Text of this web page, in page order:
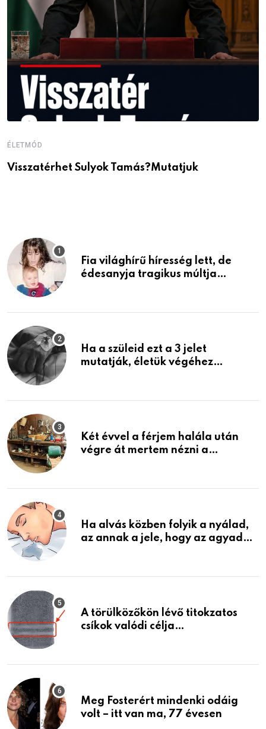
ÉLETMÓD
Visszatérhet Sulyok Tamás?Mutatjuk
Fia világhírű híresség lett, de
édesanyja tragikus múltja
Ha a szüleid ezt a 3 jelet
mutatják, életük végéhez
Két évvel a férjem halála után
végre át mertem nézni a
életemet
Ha alvás közben folyik a nyálad,
az annak a jele, hogy az agyad…
A törülközőkön lévő titokzatos
csíkok valódi célja…
Meg Fosterért mindenki odáig
volt – itt van ma, 77 évesen